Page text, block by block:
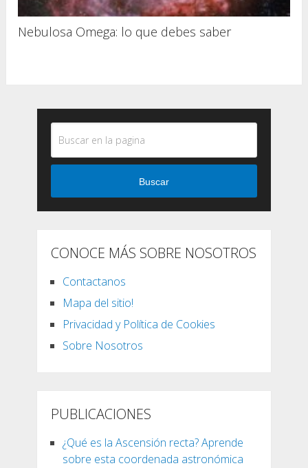
Nebulosa Omega: lo que debes saber
Buscar
CONOCE MÁS SOBRE NOSOTROS
Contactanos
Mapa del sitio!
Privacidad y Política de Cookies
Sobre Nosotros
PUBLICACIONES
¿Qué es la Ascensión recta? Aprende
sobre esta coordenada astronómica